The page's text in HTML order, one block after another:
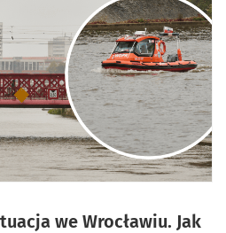
we Wrocławiu. Jak